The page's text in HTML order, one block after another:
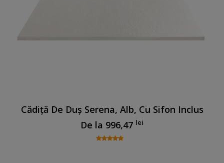
Cădiță De Duș Serena, Alb, Cu Sifon Inclus
De la 996,47 lei